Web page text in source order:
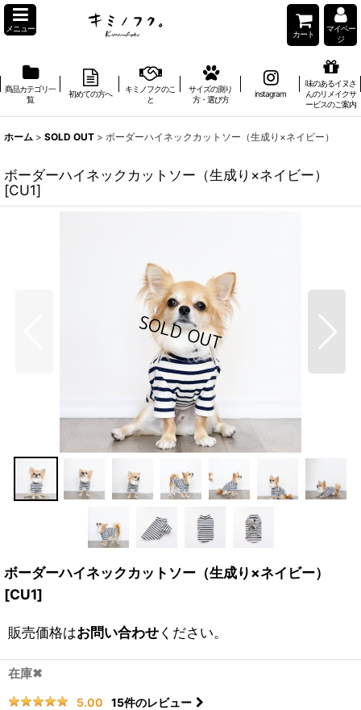
メニュー
カート
マイペー
ジ
商品カテゴリ一
覧
初めての方へ
キミノフクのこ
と
サイズの測り
方・選び方
instagram
味のあるイヌさ
んのリメイクサ
ービスのご案内
ホーム > SOLD OUT > ボーダーハイネックカットソー（生成り×ネイビー）
ボーダーハイネックカットソー（生成り×ネイビー）
[CU1]
ボーダーハイネックカットソー（生成り×ネイビー）
[CU1]
販売価格はお問い合わせください。
在庫✖
5.00 15件のレビュー